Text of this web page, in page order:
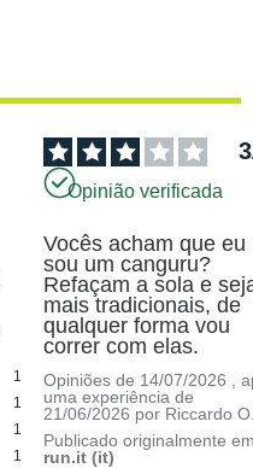
1
1
1
1
3
Opinião verificada
Vocês acham que eu
sou um canguru?
Refaçam a sola e
mais tradicionais, de
qualquer forma vou
correr com elas.
Opiniões de 14/07/2026
,
uma experiência de
21/06/2026 por Riccardo
Publicado originalmente
run.it (it)